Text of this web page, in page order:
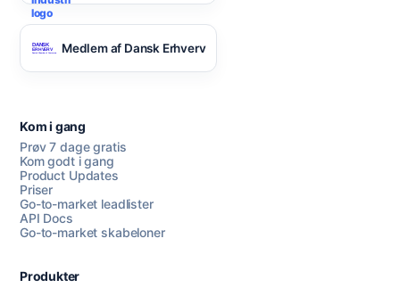
Medlem af Dansk Erhverv
Kom i gang
Prøv 7 dage gratis
Kom godt i gang
Product Updates
Priser
Go-to-market leadlister
API Docs
Go-to-market skabeloner
Produkter